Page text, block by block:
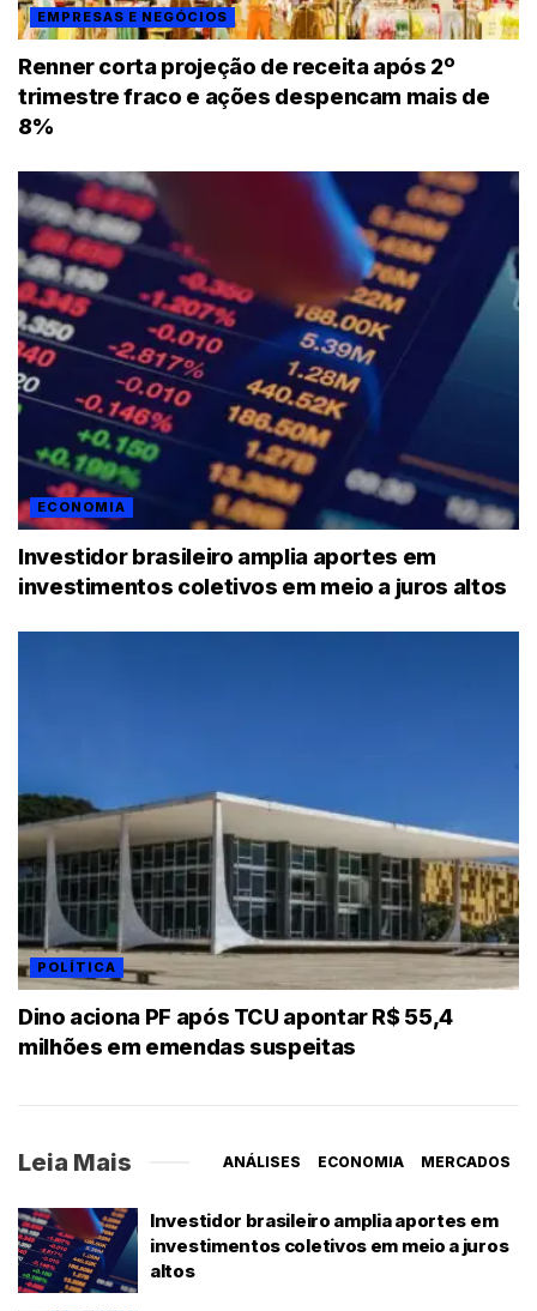
EMPRESAS E NEGÓCIOS
Renner corta projeção de receita após 2º
trimestre fraco e ações despencam mais de
8%
ECONOMIA
Investidor brasileiro amplia aportes em
investimentos coletivos em meio a juros altos
POLÍTICA
Dino aciona PF após TCU apontar R$ 55,4
milhões em emendas suspeitas
Leia Mais ANÁLISES ECONOMIA MERCADOS
Investidor brasileiro amplia aportes em
investimentos coletivos em meio a juros
altos